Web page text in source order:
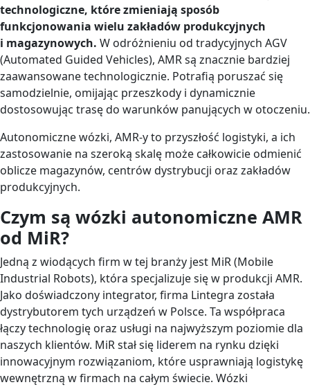
technologiczne, które zmieniają sposób
funkcjonowania wielu zakładów produkcyjnych
i magazynowych. W odróżnieniu od tradycyjnych AGV
(Automated Guided Vehicles), AMR są znacznie bardziej
zaawansowane technologicznie. Potrafią poruszać się
samodzielnie, omijając przeszkody i dynamicznie
dostosowując trasę do warunków panujących w otoczeniu.
Autonomiczne wózki, AMR-y to przyszłość logistyki, a ich
zastosowanie na szeroką skalę może całkowicie odmienić
oblicze magazynów, centrów dystrybucji oraz zakładów
produkcyjnych.
Czym są wózki autonomiczne AMR
od MiR?
Jedną z wiodących firm w tej branży jest MiR (Mobile
Industrial Robots), która specjalizuje się w produkcji AMR.
Jako doświadczony integrator, firma Lintegra została
dystrybutorem tych urządzeń w Polsce. Ta współpraca
łączy technologię oraz usługi na najwyższym poziomie dla
naszych klientów. MiR stał się liderem na rynku dzięki
innowacyjnym rozwiązaniom, które usprawniają logistykę
wewnętrzną w firmach na całym świecie. Wózki